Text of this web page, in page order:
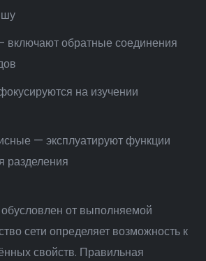
включают обратные соединения
на изучении
— эксплуатируют функции
разделения
от выполняемой
сети определяет возможность к
свойств. Правильная